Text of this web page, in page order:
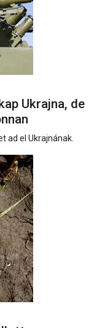
Ukrajna, de
ad el Ukrajnának.